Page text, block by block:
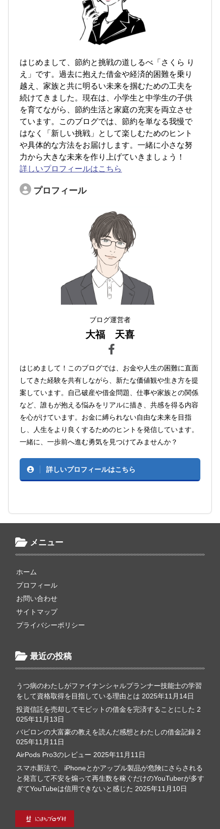
はじめまして、節約と挑戦の道しるべ「さくら り
え」です。過去に抱えた借金や経済的困難を乗り
越え、家族と共に明るい未来を掴むための工夫を
続けてきました。現在は、小学生と中学生の子供
を育てながら、節約生活と家庭の充実を両立させ
ています。このブログでは、節約を単なる我慢で
はなく「新しい挑戦」として楽しむためのヒント
や具体的な方法をお届けします。一緒に小さな努
力から大きな未来を作り上げていきましょう！
詳しいプロフィールはこちら
プロフィール
ブログ運営者
大福 天喜
はじめまして！このブログでは、お金や人生の困難に直面
してきた経験を共有しながら、新たな価値観や生き方を提
案しています。自己破産や借金問題、仕事や家族との関係
など、誰もが抱える悩みをリアルに描き、共感を得る内容
を心がけています。お金に縛られない自由な未来を目指
し、人生をより良くするためのヒントを発信しています。
一緒に、一歩前へ進む勇気を見つけてみませんか？
詳しいプロフィールはこちら
メニュー
ホーム
プロフィール
お問い合わせ
サイトマップ
プライバシーポリシー
最近の投稿
うつ病のわたしがファイナンシャルプランナー技能士の学習
をして資格取得を目指している理由とは 2025年11月14日
投資信託を売却してモビットの借金を完済することにした 2
025年11月13日
バビロンの大富豪の教えを読んだ感想とわたしの借金記録 2
025年11月11日
AirPods Pro3のレビュー 2025年11月11日
スマホ新法で、iPhoneとかアップル製品が危険にさらされる
と発言して不安を煽って再生数を稼ぐだけのYouTuberが多す
ぎてYouTubeは信用できないと感じた 2025年11月10日